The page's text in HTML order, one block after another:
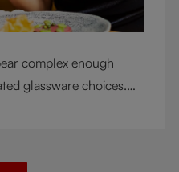
complex enough
glassware choices.